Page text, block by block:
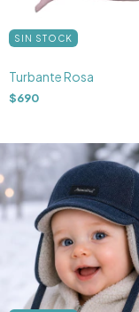
SIN STOCK
Turbante Rosa
$690